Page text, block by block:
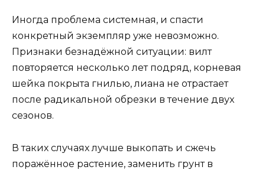
Иногда проблема системная, и спасти
конкретный экземпляр уже невозможно.
Признаки безнадёжной ситуации: вилт
повторяется несколько лет подряд, корневая
шейка покрыта гнилью, лиана не отрастает
после радикальной обрезки в течение двух
сезонов.
В таких случаях лучше выкопать и сжечь
поражённое растение, заменить грунт в